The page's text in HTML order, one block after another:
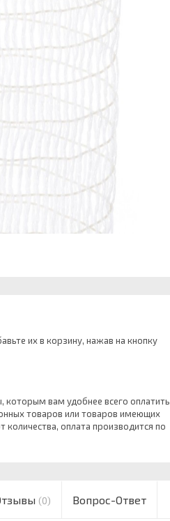
их в корзину, нажав на кнопку
которым вам удобнее всего оплатить
товаров или товаров имеющих
количества, оплата производится по
(0) Вопрос-Ответ